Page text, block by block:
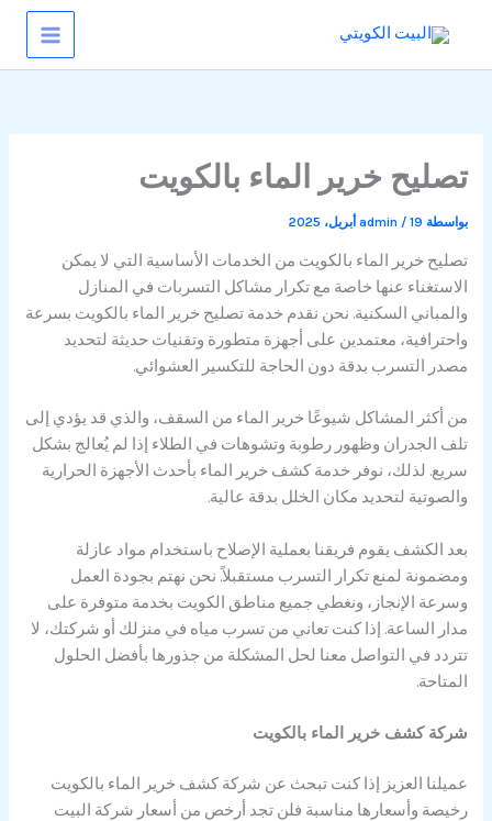
تصليح خرير الماء بالكويت
بواسطة admin / 19 أبريل، 2025
تصليح خرير الماء بالكويت من الخدمات الأساسية التي لا يمكن
الاستغناء عنها خاصة مع تكرار مشاكل التسربات في المنازل
والمباني السكنية. نحن نقدم خدمة تصليح خرير الماء بالكويت بسرعة
واحترافية، معتمدين على أجهزة متطورة وتقنيات حديثة لتحديد
مصدر التسرب بدقة دون الحاجة للتكسير العشوائي.
من أكثر المشاكل شيوعًا خرير الماء من السقف، والذي قد يؤدي إلى
تلف الجدران وظهور رطوبة وتشوهات في الطلاء إذا لم يُعالج بشكل
سريع. لذلك، نوفر خدمة كشف خرير الماء بأحدث الأجهزة الحرارية
والصوتية لتحديد مكان الخلل بدقة عالية.
بعد الكشف يقوم فريقنا بعملية الإصلاح باستخدام مواد عازلة
ومضمونة لمنع تكرار التسرب مستقبلاً. نحن نهتم بجودة العمل
وسرعة الإنجاز، ونغطي جميع مناطق الكويت بخدمة متوفرة على
مدار الساعة. إذا كنت تعاني من تسرب مياه في منزلك أو شركتك، لا
تتردد في التواصل معنا لحل المشكلة من جذورها بأفضل الحلول
المتاحة.
شركة كشف خرير الماء بالكويت
عميلنا العزيز إذا كنت تبحث عن شركة كشف خرير الماء بالكويت
رخيصة وأسعارها مناسبة فلن تجد أرخص من أسعار شركة البيت